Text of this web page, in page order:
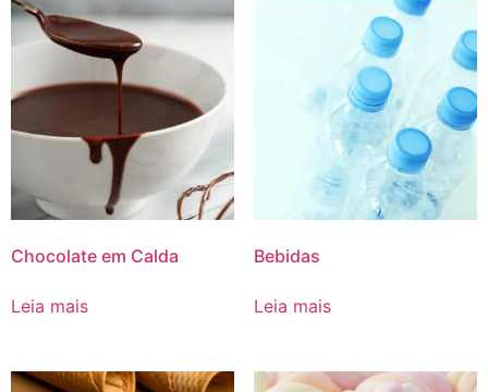
Chocolate em Calda
Leia mais
Bebidas
Leia mais